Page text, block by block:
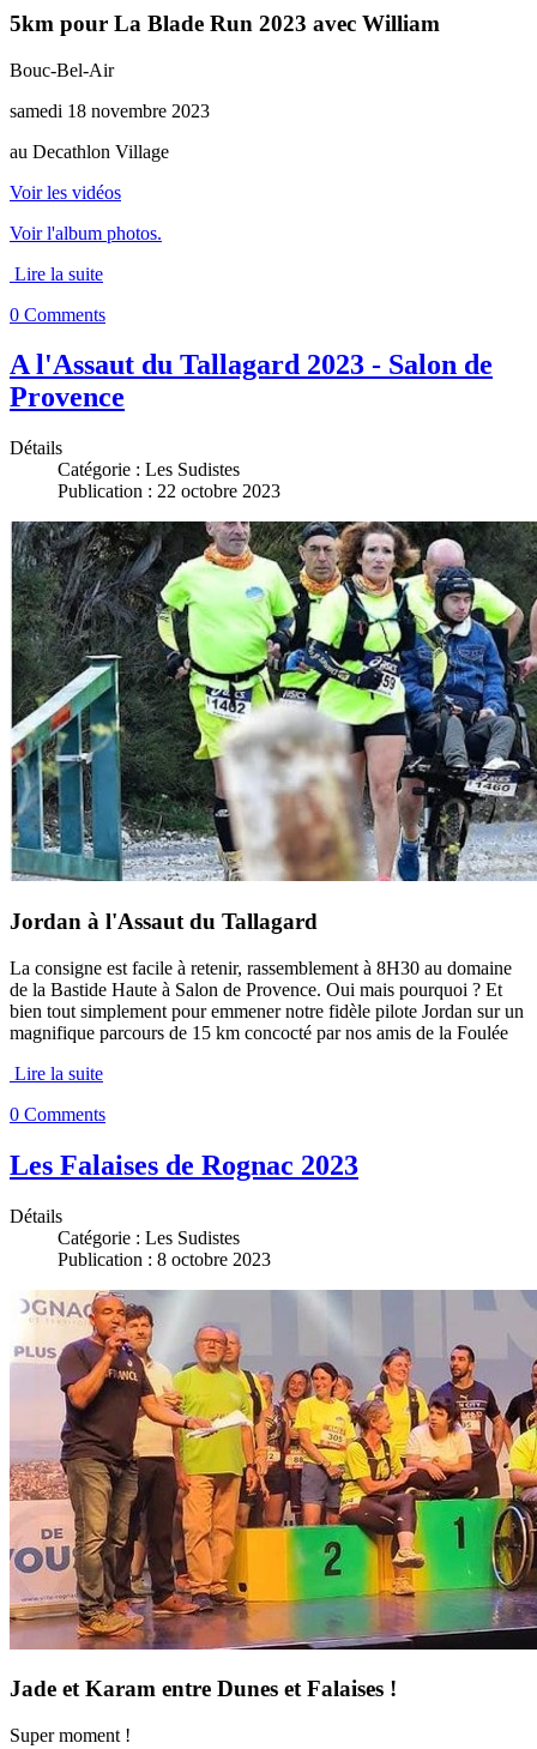
5km pour La Blade Run 2023 avec William
Bouc-Bel-Air
samedi 18 novembre 2023
au Decathlon Village
Voir les vidéos
Voir l'album photos.
Lire la suite
0 Comments
A l'Assaut du Tallagard 2023 - Salon de
Provence
Détails
Catégorie : Les Sudistes
Publication : 22 octobre 2023
Jordan à l'Assaut du Tallagard
La consigne est facile à retenir, rassemblement à 8H30 au domaine
de la Bastide Haute à Salon de Provence. Oui mais pourquoi ? Et
bien tout simplement pour emmener notre fidèle pilote Jordan sur un
magnifique parcours de 15 km concocté par nos amis de la Foulée
Lire la suite
0 Comments
Les Falaises de Rognac 2023
Détails
Catégorie : Les Sudistes
Publication : 8 octobre 2023
Jade et Karam entre Dunes et Falaises !
Super moment !